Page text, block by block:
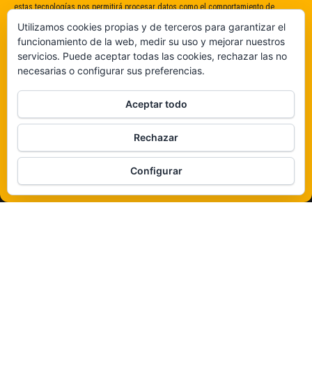
estas tecnologías nos permitirá procesar datos como el comportamiento de
consentimiento puede afectar negativamente a determinadas características y
funciones.
De ninguna manera
Veámos que hay aquí
Política de cookies
Funciona gracias aWordPress |Tema:Envo Magazine
Utilizamos cookies propias y de terceros para garantizar el
funcionamiento de la web, medir su uso y mejorar nuestros
servicios. Puede aceptar todas las cookies, rechazar las no
necesarias o configurar sus preferencias.
Aceptar todo
Rechazar
Configurar